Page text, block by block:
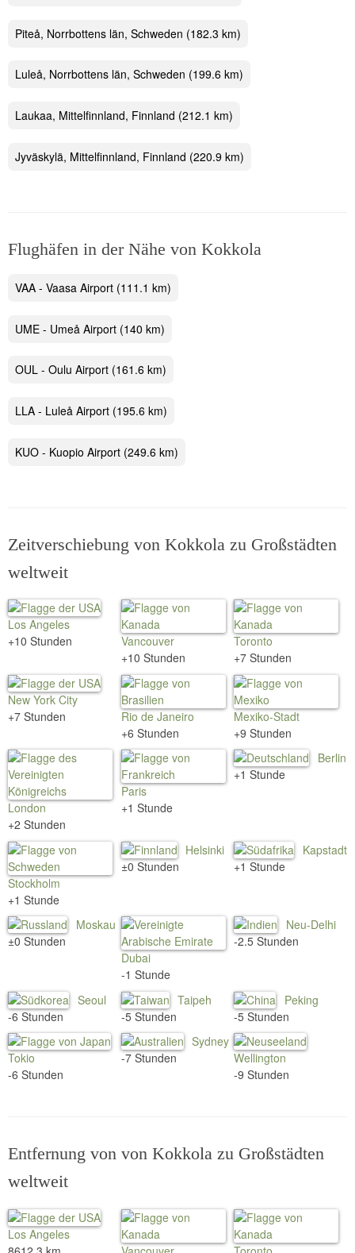
Piteå, Norrbottens län, Schweden (182.3 km)
Luleå, Norrbottens län, Schweden (199.6 km)
Laukaa, Mittelfinnland, Finnland (212.1 km)
Jyväskylä, Mittelfinnland, Finnland (220.9 km)
Flughäfen in der Nähe von Kokkola
VAA - Vaasa Airport (111.1 km)
UME - Umeå Airport (140 km)
OUL - Oulu Airport (161.6 km)
LLA - Luleå Airport (195.6 km)
KUO - Kuopio Airport (249.6 km)
Zeitverschiebung von Kokkola zu Großstädten
weltweit
Los Angeles
+10 Stunden
Vancouver
+10 Stunden
Toronto
+7 Stunden
New York City
+7 Stunden
Rio de Janeiro
+6 Stunden
Mexiko-Stadt
+9 Stunden
London
+2 Stunden
Paris
+1 Stunde
Berlin
+1 Stunde
Stockholm
+1 Stunde
Helsinki
±0 Stunden
Kapstadt
+1 Stunde
Moskau
±0 Stunden
Dubai
-1 Stunde
Neu-Delhi
-2.5 Stunden
Seoul
-6 Stunden
Taipeh
-5 Stunden
Peking
-5 Stunden
Tokio
-6 Stunden
Sydney
-7 Stunden
Wellington
-9 Stunden
Entfernung von von Kokkola zu Großstädten
weltweit
Los Angeles